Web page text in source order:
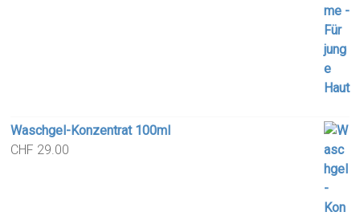
Waschgel-Konzentrat 100ml
CHF 29.00